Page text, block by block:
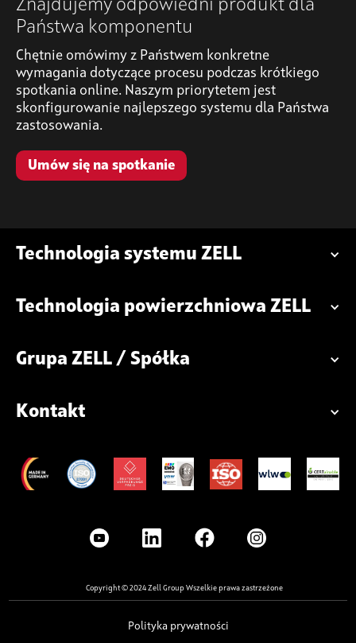
Znajdujemy odpowiedni produkt dla
Państwa komponentu
Chętnie omówimy z Państwem konkretne
wymagania dotyczące procesu podczas krótkiego
spotkania online. Naszym priorytetem jest
skonfigurowanie najlepszego systemu dla Państwa
zastosowania.
Umów się na spotkanie
Technologia systemu ZELL
Technologia powierzchniowa ZELL
Grupa ZELL / Spółka
Kontakt
Copyright © 2024 Zell Group Wszelkie prawa zastrzeżone
Polityka prywatności